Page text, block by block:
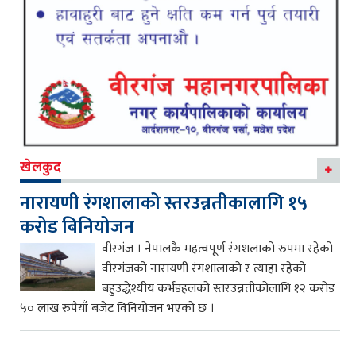
खेलकुद
नारायणी रंगशालाको स्तरउन्नतीकालागि १५
करोड बिनियोजन
वीरगंज । नेपालकै महत्वपूर्ण रंगशलाको रुपमा रहेको
वीरगंजको नारायणी रंगशालाको र त्याहा रहेको
बहुउद्धेश्यीय कर्भडहलको स्तरउन्नतीकोलागि १२ करोड
५० लाख रुपैयाँ बजेट विनियोजन भएको छ ।